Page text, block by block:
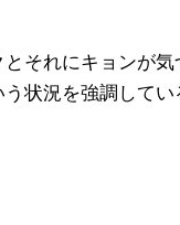
それにキョンが
状況を強調してい